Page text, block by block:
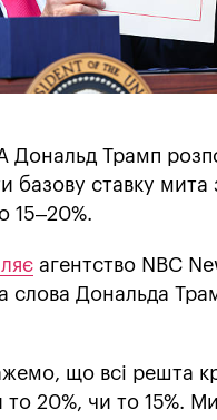
Трамп
базову ставку мита
15–20%.
агентство NBC
слова Дональда
що всі решта
то 20%, чи то 15%.